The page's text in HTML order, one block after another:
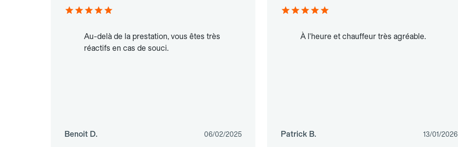
Au-delà de la prestation, vous êtes très
réactifs en cas de souci.
Benoit D. 06/02/2025
À l'heure et chauffeur très agréable.
Patrick B. 13/01/2026